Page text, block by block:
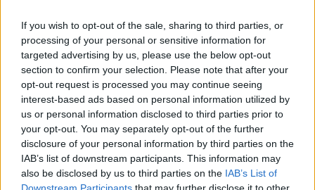
If you wish to opt-out of the sale, sharing to third parties, or
processing of your personal or sensitive information for
targeted advertising by us, please use the below opt-out
section to confirm your selection. Please note that after your
opt-out request is processed you may continue seeing
interest-based ads based on personal information utilized by
us or personal information disclosed to third parties prior to
your opt-out. You may separately opt-out of the further
disclosure of your personal information by third parties on the
IAB’s list of downstream participants. This information may
also be disclosed by us to third parties on the IAB’s List of
καταγράφεται ιστορικό ρεκόρ στις εκκινήσεις
αιτήσεων για ρύθμιση. Παράλληλα, νέο υψηλό
σημειώνει το σύνολο ρυθμίσεων. Ο Εξωδικαστικός
Μηχανισμός εξελίσσεται στο ισχυρότερο εργαλείο
προστασίας των πολιτών και των περιουσιών
τους».
Στο μεταξύ, συνεχίζεται η θετική πορεία
στιςδιμερείς ρυθμίσεις δανείωνμε τους 4